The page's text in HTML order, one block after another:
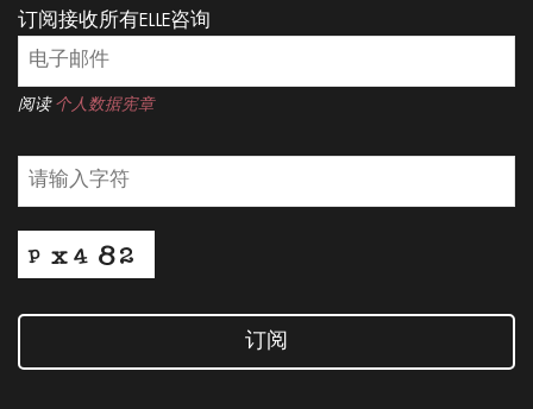
订阅接收所有ELLE咨询
阅读 个人数据宪章
订阅